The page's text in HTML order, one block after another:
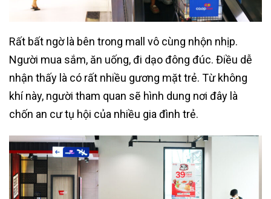
Rất bất ngờ là bên trong mall vô cùng nhộn nhịp.
Người mua sắm, ăn uống, đi dạo đông đúc. Điều dễ
nhận thấy là có rất nhiều gương mặt trẻ. Từ không
khí này, người tham quan sẽ hình dung nơi đây là
chốn an cư tụ hội của nhiều gia đình trẻ.